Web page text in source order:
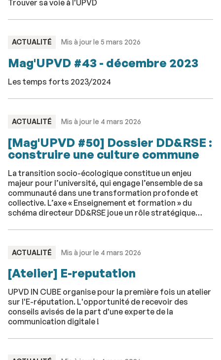
Trouver sa voie à l'UPVD
TYPE
ACTUALITÉ Mis à jour le 5 mars 2026
Mag'UPVD #43 - décembre 2023
Les temps forts 2023/2024
TYPE
ACTUALITÉ Mis à jour le 4 mars 2026
[Mag'UPVD #50] Dossier DD&RSE :
construire une culture commune
La transition socio-écologique constitue un enjeu
majeur pour l’université, qui engage l’ensemble de sa
communauté dans une transformation profonde et
collective. L’axe « Enseignement et formation » du
schéma directeur DD&RSE joue un rôle stratégique
TYPE
ACTUALITÉ Mis à jour le 4 mars 2026
[Atelier] E-reputation
UPVD IN CUBE organise pour la première fois un atelier
sur l'E-réputation. L'opportunité de recevoir des
conseils avisés de la part d'une experte de la
communication digitale !